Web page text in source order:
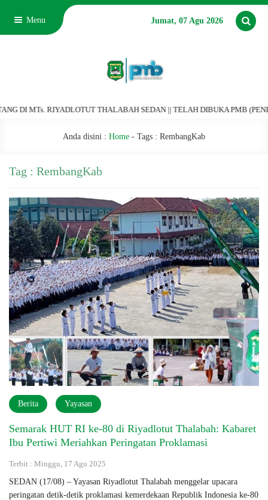
Menu Jumat, 07 Agu 2026
MTs. RIYADLOTUT THALABAH SEDAN || TELAH DIBUKA PMB
Anda disini : Home - Tags : RembangKab
Tag : RembangKab
Berita Yayasan
Semarak HUT RI ke-80 di Riyadlotut Thalabah: Kabaret
Ibu Pertiwi Meriahkan Peringatan Proklamasi
Terbit : Minggu, 17 Agu 2025
SEDAN (17/08) – Yayasan Riyadlotut Thalabah menggelar upacara
peringatan detik-detik proklamasi kemerdekaan Republik Indonesia ke-80